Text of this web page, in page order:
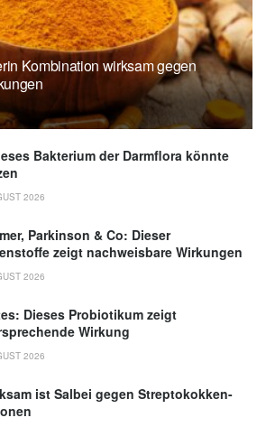
Kombination wirksam gegen
Bakterium der Darmflora könnte
2026
Parkinson & Co: Dieser
zeigt nachweisbare Wirkungen
2026
Dieses Probiotikum zeigt
Wirkung
2026
ist Salbei gegen Streptokokken-